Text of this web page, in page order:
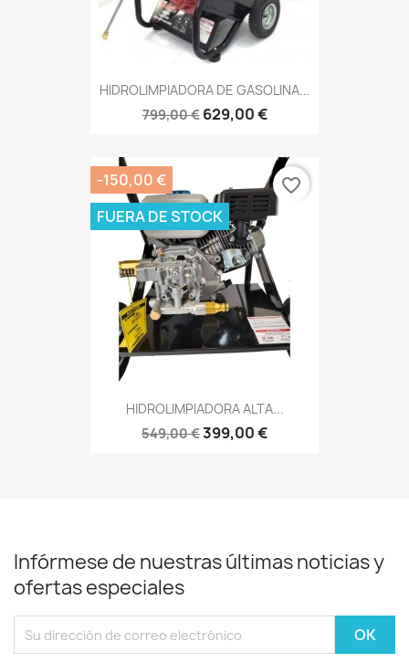
HIDROLIMPIADORA DE GASOLINA...
799,00 € 629,00 €
HIDROLIMPIADORA ALTA...
549,00 €399,00 €
-150,00 €
FUERA DE STOCK
favorite_border
Infórmese de nuestras últimas noticias y
ofertas especiales